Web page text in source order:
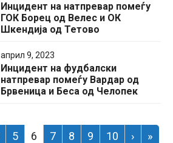
Инцидент на натпревар помеѓу
ГОК Борец од Велес и ОК
Шкендија од Тетово
април 9, 2023
Инцидент на фудбалски
натпревар помеѓу Вардар од
Брвеница и Беса од Челопек
5 6 7 8 9 10 › »